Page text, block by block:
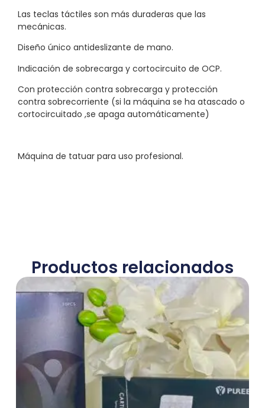
Las teclas táctiles son más duraderas que las
mecánicas.
Diseño único antideslizante de mano.
Indicación de sobrecarga y cortocircuito de OCP.
Con protección contra sobrecarga y protección
contra sobrecorriente (si la máquina se ha atascado o
cortocircuitado ,se apaga automáticamente)
Máquina de tatuar para uso profesional.
Productos relacionados